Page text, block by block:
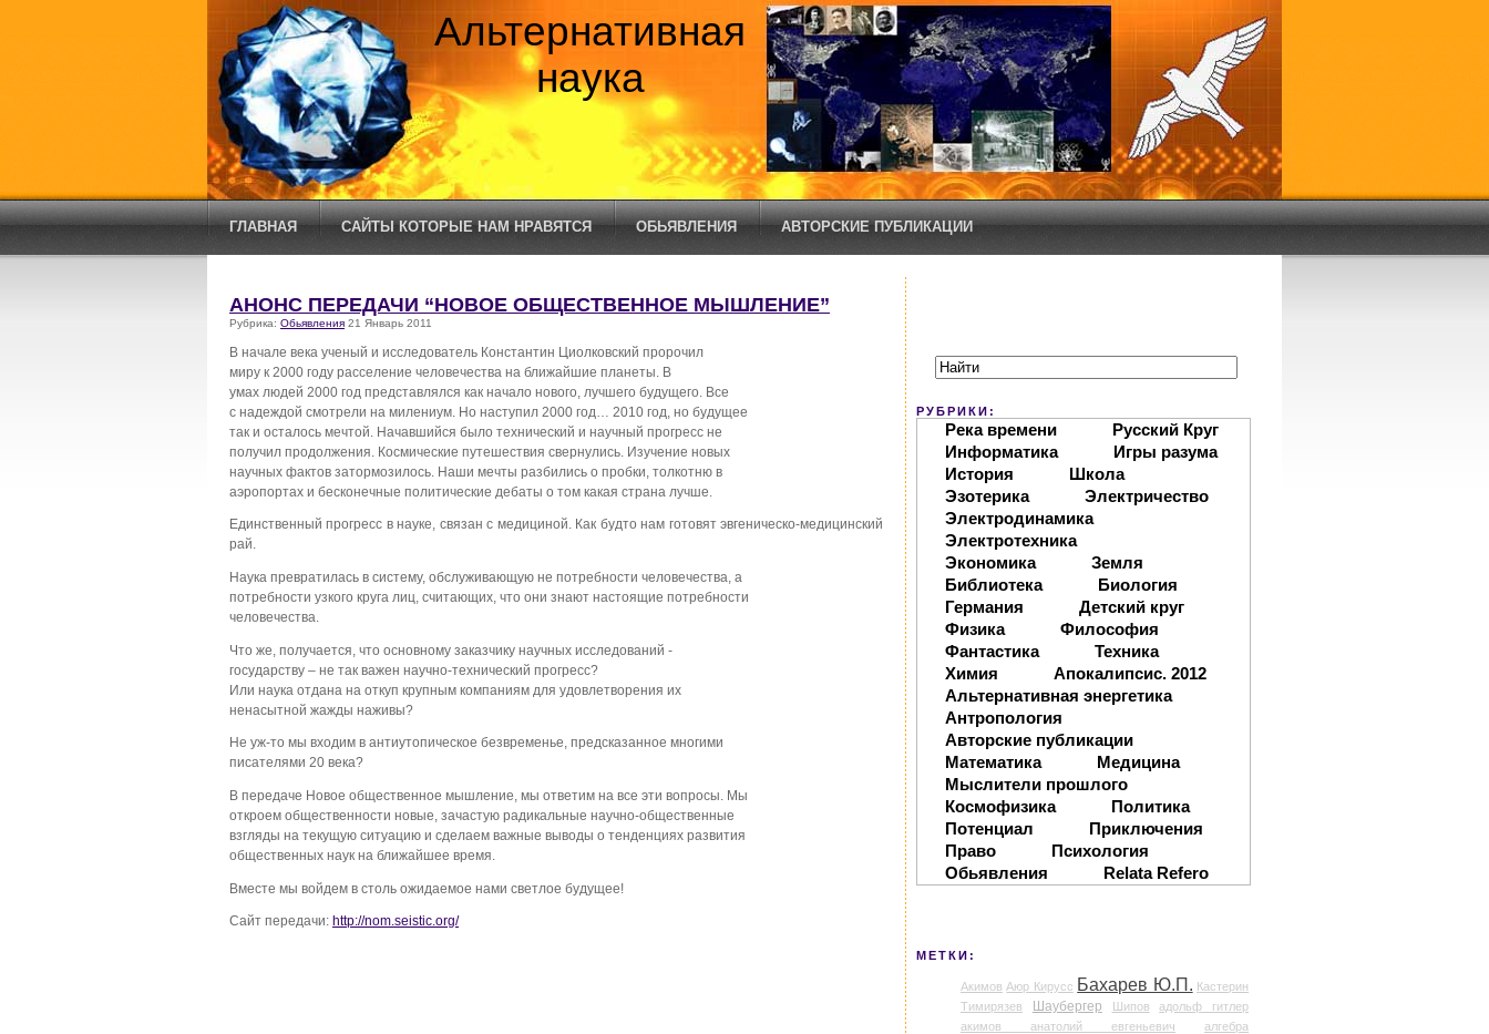
Альтернативная
наука
ГЛАВНАЯ САЙТЫ КОТОРЫЕ НАМ НРАВЯТСЯ ОБЬЯВЛЕНИЯ АВТОРСКИЕ ПУБЛИКАЦИИ
АНОНС ПЕРЕДАЧИ “НОВОЕ ОБЩЕСТВЕННОЕ МЫШЛЕНИЕ”
Рубрика: Обьявления 21 Январь 2011
В начале века ученый и исследователь Константин Циолковский пророчил
миру к 2000 году расселение человечества на ближайшие планеты. В
умах людей 2000 год представлялся как начало нового, лучшего будущего. Все
с надеждой смотрели на милениум. Но наступил 2000 год… 2010 год, но будущее
так и осталось мечтой. Начавшийся было технический и научный прогресс не
получил продолжения. Космические путешествия свернулись. Изучение новых
научных фактов затормозилось. Наши мечты разбились о пробки, толкотню в
аэропортах и бесконечные политические дебаты о том какая страна лучше.
Единственный прогресс в науке, связан с медициной. Как будто нам готовят эвгеническо-медицинский
рай.
Наука превратилась в систему, обслуживающую не потребности человечества, а
потребности узкого круга лиц, считающих, что они знают настоящие потребности
человечества.
Что же, получается, что основному заказчику научных исследований -
государству – не так важен научно-технический прогресс?
Или наука отдана на откуп крупным компаниям для удовлетворения их
ненасытной жажды наживы?
Не уж-то мы входим в антиутопическое безвременье, предсказанное многими
писателями 20 века?
В передаче Новое общественное мышление, мы ответим на все эти вопросы. Мы
откроем общественности новые, зачастую радикальные научно-общественные
взгляды на текущую ситуацию и сделаем важные выводы о тенденциях развития
общественных наук на ближайшее время.
Вместе мы войдем в столь ожидаемое нами светлое будущее!
Сайт передачи: http://nom.seistic.org/
РУБРИКИ:
Река времени
Русский Круг
Информатика
Игры разума
История
Школа
Эзотерика
Электричество
Электродинамика
Электротехника
Экономика
Земля
Библиотека
Биология
Германия
Детский круг
Физика
Философия
Фантастика
Техника
Химия
Апокалипсис. 2012
Альтернативная энергетика
Антропология
Авторские публикации
Математика
Медицина
Мыслители прошлого
Космофизика
Политика
Потенциал
Приключения
Право
Психология
Обьявления
Relata Refero
МЕТКИ:
Акимов Аюр Кирусс Бахарев Ю.П. Кастерин
Тимирязев
Шаубергер Шипов
адольф гитлер
акимов анатолий евгеньевич
алгебра